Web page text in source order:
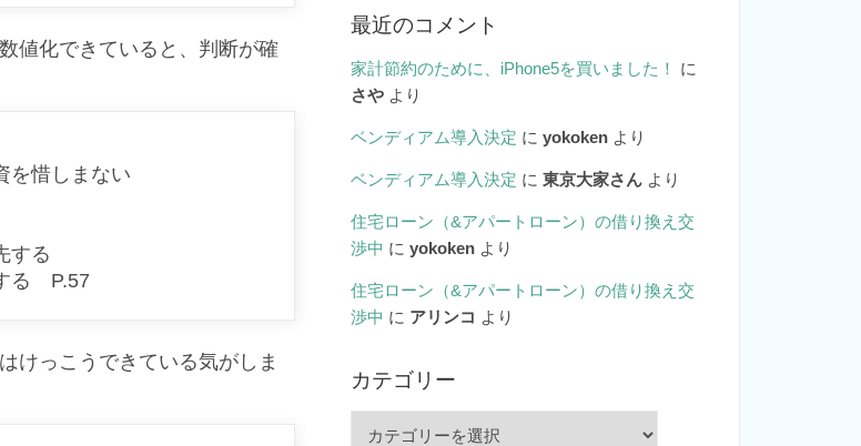
値化できていると、判断が確
を惜しまない
する
る P.57
けっこうできている気がしま
最近のコメント
家計節約のために、iPhone5を買いました！
に
さやより
ベンディアム導入決定 に yokokenより
ベンディアム導入決定 に 東京大家さんより
住宅ローン（&アパートローン）の借り換え交
渉中 に yokokenより
住宅ローン（&アパートローン）の借り換え交
渉中 に アリンコ より
カテゴリー